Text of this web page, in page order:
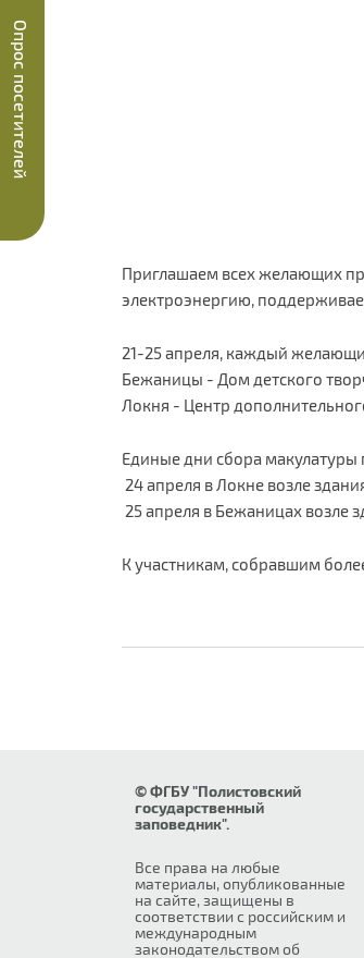
Приглашаем всех желающих
электроэнергию,
21-25 апреля, каждый
Бежаницы - Дом детского
Локня - Центр
Единые дни сбора макулатуры
24 апреля в Локне возле
25 апреля в Бежаницах возле
К участникам, собравшим
© ФГБУ "Полистовский
государственный
заповедник".
Все права на любые
материалы, опубликованные
на сайте, защищены в
соответствии с российским и
международным
законодательством об
Опрос посетителей